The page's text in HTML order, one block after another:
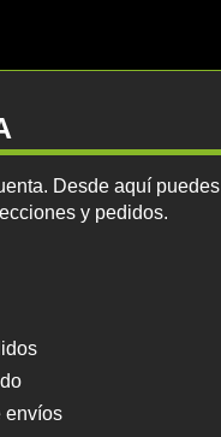
Desde aquí puedes
y pedidos.
envíos